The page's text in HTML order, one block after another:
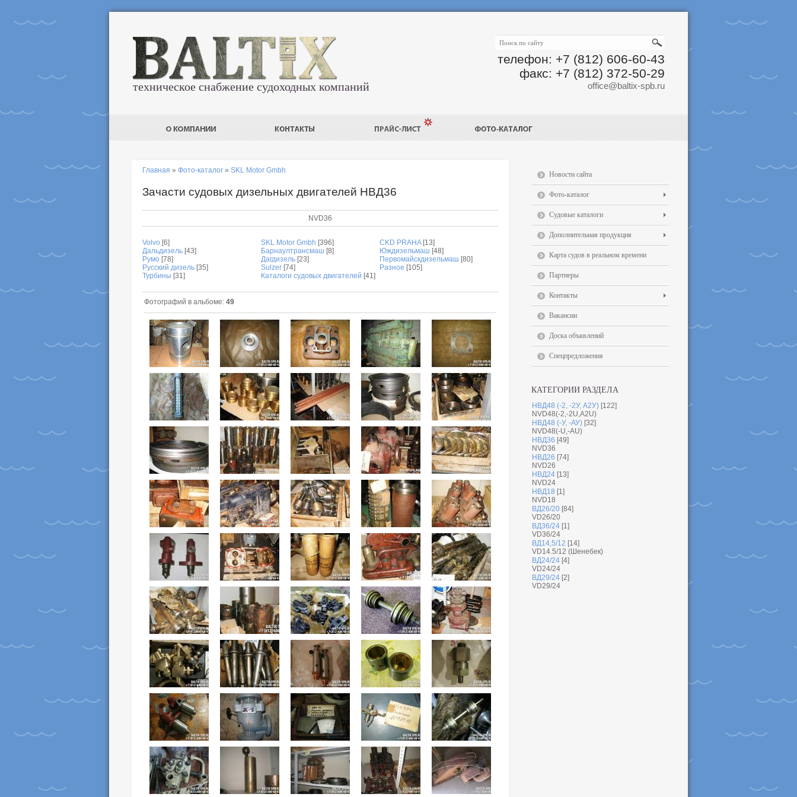
телефон: +7 (812) 606-60-43
факс: +7 (812) 372-50-29
office@baltix-spb.ru
техническое снабжение судоходных компаний
Главная » Фото-каталог » SKL Motor Gmbh
Зачасти судовых дизельных двигателей НВД36
NVD36
Volvo [6] SKL Motor Gmbh [396] CKD PRAHA [13]
Дальдизель [43] Барнаултрансмаш [8] Юждизельмаш [48]
Румо [78] Дагдизель [23] Первомайскдизельмаш [80]
Русский дизель [35] Sulzer [74] Разное [105]
Турбины [31] Каталоги судовых двигателей [41]
Фотографий в альбоме: 49
Новости сайта
Фото-каталог
Судовые каталоги
Дополнительная продукция
Карта судов в реальном времени
Партнеры
Контакты
Вакансии
Доска объявлений
Спецпредложения
КАТЕГОРИИ РАЗДЕЛА
НВД48 (-2, -2У, А2У) [122]
NVD48(-2,-2U,A2U)
НВД48 (-У, -АУ) [32]
NVD48(-U,-AU)
НВД36 [49]
NVD36
НВД26 [74]
NVD26
НВД24 [13]
NVD24
НВД18 [1]
NVD18
ВД26/20 [84]
VD26/20
ВД36/24 [1]
VD36/24
ВД14,5/12 [14]
VD14.5/12 (Шенебек)
ВД24/24 [4]
VD24/24
ВД29/24 [2]
VD29/24